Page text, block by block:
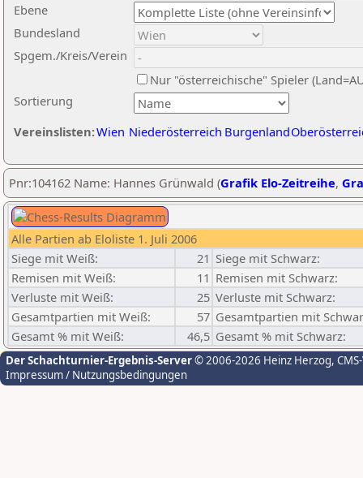
Ebene
Sortierung
Bundesland
Spgem./Kreis/Verein
Nur "österreichische" Spieler
Vereinslisten:Wien Niederösterreich Burgenland
Pnr:104162 Name: Hannes Grünwald (Grafik Elo-Zeitreihe,
Alle Partien ab Eloliste 1. Juli 2006
Siege mit Weiß:
21 Siege mit Schwarz:
Remisen mit Weiß:
11 Remisen mit Schwarz:
Verluste mit Weiß:
25 Verluste mit Schwarz:
Gesamtpartien mit Weiß:
57 Gesamtpartien mit
Gesamt % mit Weiß:
46,5 Gesamt % mit Schwarz:
Der Schachturnier-Ergebnis-Server© 2006-2026 Heinz Herzog,
Impressum / Nutzungsbedingungen